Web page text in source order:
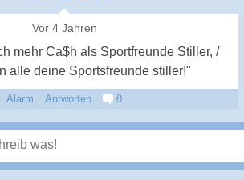
Vor 4 Jahren
mehr Ca$h als Sportfreunde Stiller, /
alle deine Sportsfreunde stiller!"
Alarm Antworten 0